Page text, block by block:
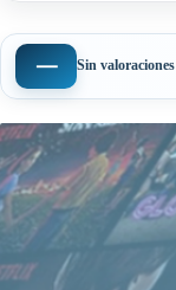
— Sin valoraciones